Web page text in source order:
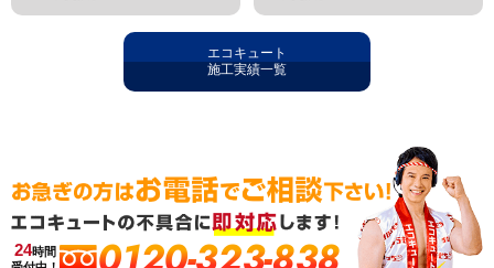
エコキュート
施工実績一覧
24時間
0120-323-838